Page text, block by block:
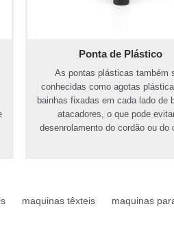
Ponta de Plástico
As pontas plásticas também
conhecidas como agotas
bainhas fixadas em cada lado de
atacadores, o que pode
desenrolamento do cordão ou do
maquinas têxteis maquinas